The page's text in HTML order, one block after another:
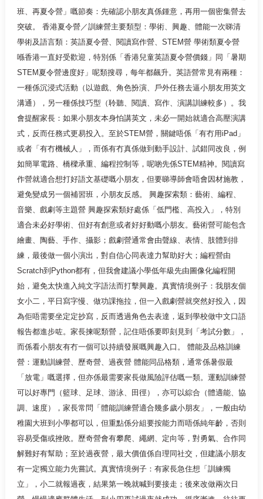
班、再夏令營」嘅節奏：先確認小朋友真係鍾意，再用一個密集營去
突破。 香港夏令營／訓練營主要類型：學術、興趣、體能一次睇清
學術及語言類：英語夏令營、閱讀寫作營、STEM營 學術類夏令營
喺香港一直好受歡迎，特別係「香港兒童英語夏令營價錢」同「暑期
STEM夏令營邊度好」呢類搜尋，每年都飆升。英語營常見有兩種：
一種係沉浸式活動（以遊戲、角色扮演、戶外任務去逼小朋友用英文
溝通），另一種係技巧型（聆聽、閱讀、寫作、演講訓練較多）。我
會提醒家長：如果小朋友本身怕講英文，未必一開始就適合高壓演講
式，反而任務式更易投入。至於STEM營，關鍵唔係「有冇用iPad」
或者「有冇機械人」，而係有冇真係做到動手設計、試錯同改良，例
如簡單電路、橋樑承重、編程控制等，呢啲先係STEM精神。閱讀寫
作營就適合想打好語文基礎嘅小朋友，但要睇導師會唔會因材施教，
避免變成另一個補習班，小朋友反感。 興趣探索類：藝術、編程、
音樂、戲劇等主題營 興趣探索類好處係「低門檻、高投入」，特別
適合未必好學術、但好有創意或者好好動嘅小朋友。藝術營可能包含
繪畫、陶藝、手作、攝影；戲劇營通常會由聲線、表情、肢體到排
練，最後做一個小演出，對自信心同表達力幫助好大；編程營由
Scratch到Python都有，但我會建議小學低年級先由圖像化編程開
始，避免太快進入純文字語法而打擊興趣。真實情境例子：我朋友個
女小二，平日寫字慢、做功課拖拉，但一入戲劇營就突然好投入，因
為佢唔需要坐定定抄寫，反而透過角色去表達，返到學校做中文口語
報告都進步咗。家長揀呢類營，記住唔係要即刻見到「考試分數」，
而係看小朋友有冇一個可以持續發展嘅興趣入口。 體能及品格訓練
營：運動訓練營、歷奇營、過夜營 體能同品格類，通常係暑假最
「放電」嘅選擇，但亦係最需要家長做風險評估嘅一類。運動訓練營
可以好專門（籃球、足球、游泳、田徑），亦可以綜合（體適能、協
調、速度），家長常問「體能訓練營適合幾多歲小朋友」，一般由幼
稚園大班到小學都可以，但重點係分組要按能力而唔係純年齡，否則
容易受傷或挫敗。歷奇營會有攀爬、繩網、定向等，對勇氣、合作同
解難好有幫助；至於過夜營，最大價值係自理同社交，但建議小朋友
有一定獨立能力先嘗試。真實情境例子：有家長急住想「訓練獨
立」，小二就報過夜，結果第一晚就喊到要接走；後來改做兩次日